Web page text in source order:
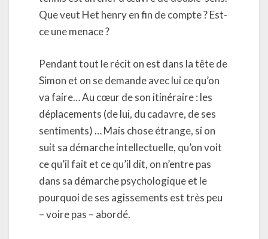
Que veut Het henry en fin de compte ? Est-
ce une menace ?
Pendant tout le récit on est dans la tête de
Simon et on se demande avec lui ce qu’on
va faire… Au cœur de son itinéraire : les
déplacements (de lui, du cadavre, de ses
sentiments) … Mais chose étrange, si on
suit sa démarche intellectuelle, qu’on voit
ce qu’il fait et ce qu’il dit, on n’entre pas
dans sa démarche psychologique et le
pourquoi de ses agissements est très peu
– voire pas – abordé.